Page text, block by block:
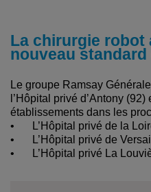
La chirurgie robot
nouveau
Le groupe Ramsay
l’Hôpital privé d’Antony
établissements dans les
•
L’Hôpital privé de la
•
L’Hôpital privé de
•
L’Hôpital privé La